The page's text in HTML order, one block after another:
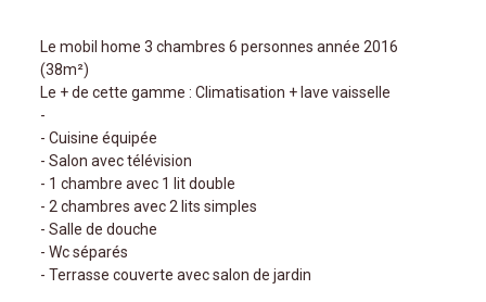
Le mobil home 3 chambres 6 personnes année 2016
(38m²)
Le + de cette gamme : Climatisation + lave vaisselle
-
- Cuisine équipée
- Salon avec télévision
- 1 chambre avec 1 lit double
- 2 chambres avec 2 lits simples
- Salle de douche
- Wc séparés
- Terrasse couverte avec salon de jardin